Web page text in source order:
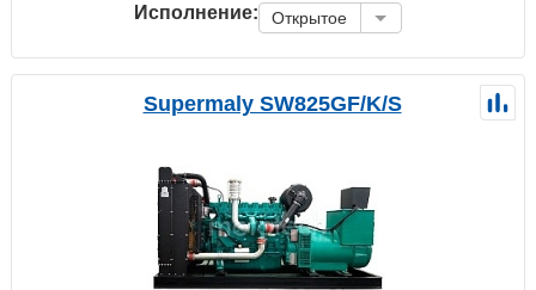
Исполнение: Открытое
Supermaly SW825GF/K/S